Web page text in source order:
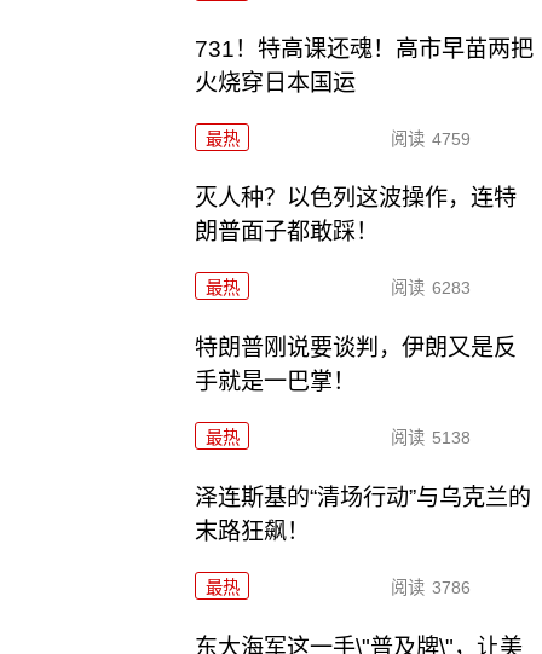
731！特高课还魂！高市早苗两把
火烧穿日本国运
最热 阅读 4759
灭人种？以色列这波操作，连特
朗普面子都敢踩！
最热 阅读 6283
特朗普刚说要谈判，伊朗又是反
手就是一巴掌！
最热 阅读 5138
泽连斯基的“清场行动”与乌克兰的
末路狂飙！
最热 阅读 3786
东大海军这一手\"普及牌\"，让美